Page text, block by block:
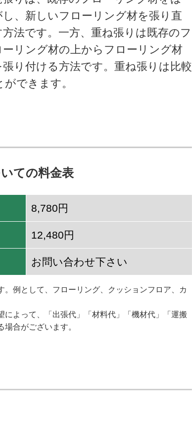
し、新しいフローリング材を張り直
方法です。一方、重ね張りは既存のフ
ーリング材の上からフローリング材
張り付ける方法です。重ね張りは比較
できます。
ての料金表
8,780円
12,480円
お問い合わせ下さい
例として、フローリング、クッションフロア、カ
よって、「出張代」「材料代」「機材代」「運搬
合がございます。